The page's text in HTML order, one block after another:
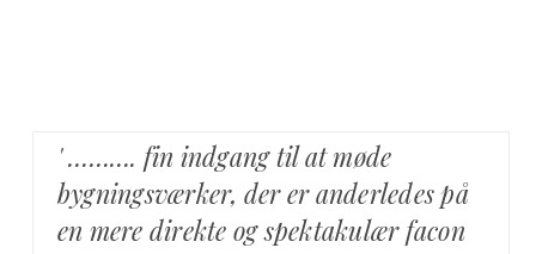
' ………. fin indgang til at møde
bygningsværker, der er anderledes på
en mere direkte og spektakulær facon